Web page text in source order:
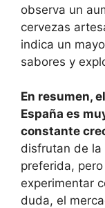
observa un
cervezas
indica un
sabores y
En resumen,
España es
constante
disfrutan de la
preferida,
experimentar
duda, el